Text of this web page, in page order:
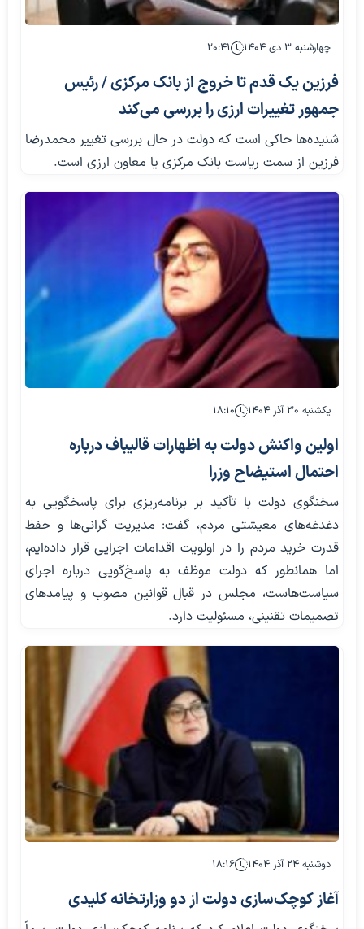
چهارشنبه ۳ دی ۱۴۰۴ ۲۰:۴۱
فرزین یک قدم تا خروج از بانک مرکزی / رئیس
جمهور تغییرات ارزی را بررسی می‌کند
شنیده‌ها حاکی است که دولت در حال بررسی تغییر محمدرضا
فرزین از سمت ریاست بانک مرکزی یا معاون ارزی است.
یکشنبه ۳۰ آذر ۱۴۰۴ ۱۸:۱۰
اولین واکنش دولت به اظهارات قالیباف درباره
احتمال استیضاح وزرا
سخنگوی دولت با تأکید بر برنامه‌ریزی برای پاسخگویی به
دغدغه‌های معیشتی مردم، گفت: مدیریت گرانی‌ها و حفظ
قدرت خرید مردم را در اولویت اقدامات اجرایی قرار داده‌ایم،
اما همانطور که دولت موظف به پاسخ‌گویی درباره اجرای
سیاست‌هاست، مجلس در قبال قوانین مصوب و پیامدهای
تصمیمات تقنینی، مسئولیت دارد.
دوشنبه ۲۴ آذر ۱۴۰۴ ۱۸:۱۶
آغاز کوچک‌سازی دولت از دو وزارتخانه کلیدی